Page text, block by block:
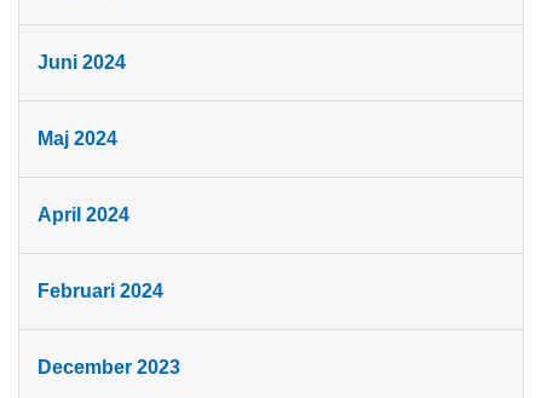
Juni 2024
Maj 2024
April 2024
Februari 2024
December 2023